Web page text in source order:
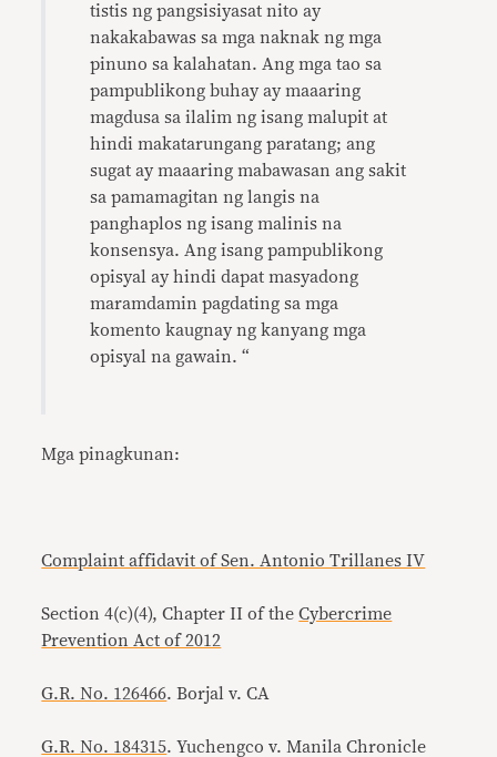
tistis ng pangsisiyasat nito ay
nakakabawas sa mga naknak ng mga
pinuno sa kalahatan. Ang mga tao sa
pampublikong buhay ay maaaring
magdusa sa ilalim ng isang malupit at
hindi makatarungang paratang; ang
sugat ay maaaring mabawasan ang sakit
sa pamamagitan ng langis na
panghaplos ng isang malinis na
konsensya. Ang isang pampublikong
opisyal ay hindi dapat masyadong
maramdamin pagdating sa mga
komento kaugnay ng kanyang mga
opisyal na gawain. “
Mga pinagkunan:
Complaint affidavit of Sen. Antonio Trillanes IV
Section 4(c)(4), Chapter II of theCybercrime
Prevention Act of 2012
G.R. No. 126466. Borjal v. CA
G.R. No. 184315. Yuchengco v. Manila Chronicle